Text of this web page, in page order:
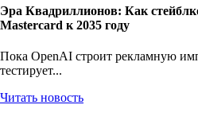
Эра Квадриллионов: Как
Mastercard к 2035 году
Пока OpenAI строит рекламную
тестирует...
Читать новость